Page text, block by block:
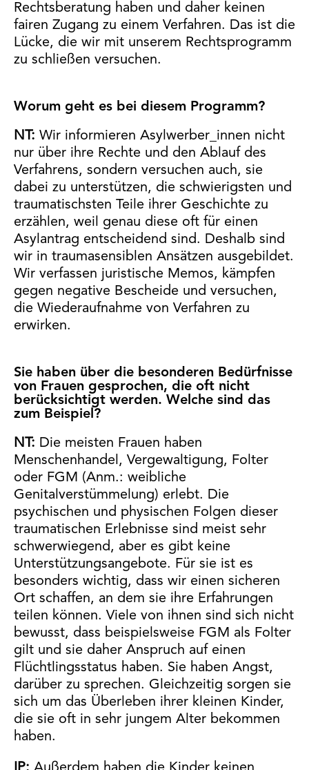
Rechtsberatung haben und daher keinen
fairen Zugang zu einem Verfahren. Das ist die
Lücke, die wir mit unserem Rechtsprogramm
zu schließen versuchen.
Worum geht es bei diesem Programm?
NT: Wir informieren Asylwerber_innen nicht
nur über ihre Rechte und den Ablauf des
Verfahrens, sondern versuchen auch, sie
dabei zu unterstützen, die schwierigsten und
traumatischsten Teile ihrer Geschichte zu
erzählen, weil genau diese oft für einen
Asylantrag entscheidend sind. Deshalb sind
wir in traumasensiblen Ansätzen ausgebildet.
Wir verfassen juristische Memos, kämpfen
gegen negative Bescheide und versuchen,
die Wiederaufnahme von Verfahren zu
erwirken.
Sie haben über die besonderen Bedürfnisse
von Frauen gesprochen, die oft nicht
berücksichtigt werden. Welche sind das
zum Beispiel?
NT: Die meisten Frauen haben
Menschenhandel, Vergewaltigung, Folter
oder FGM (Anm.: weibliche
Genitalverstümmelung) erlebt. Die
psychischen und physischen Folgen dieser
traumatischen Erlebnisse sind meist sehr
schwerwiegend, aber es gibt keine
Unterstützungsangebote. Für sie ist es
besonders wichtig, dass wir einen sicheren
Ort schaffen, an dem sie ihre Erfahrungen
teilen können. Viele von ihnen sind sich nicht
bewusst, dass beispielsweise FGM als Folter
gilt und sie daher Anspruch auf einen
Flüchtlingsstatus haben. Sie haben Angst,
darüber zu sprechen. Gleichzeitig sorgen sie
sich um das Überleben ihrer kleinen Kinder,
die sie oft in sehr jungem Alter bekommen
haben.